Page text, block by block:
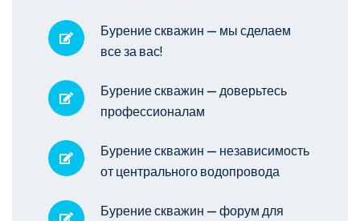
Бурение скважин — мы сделаем
все за вас!
Бурение скважин — доверьтесь
профессионалам
Бурение скважин — независимость
от центрального водопровода
Бурение скважин — форум для